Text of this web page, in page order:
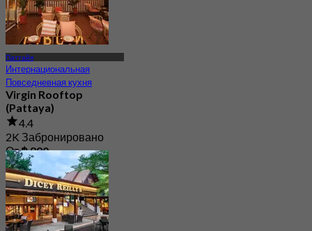
Паттайя
Интернациональная
Повседневная кухня
Virgin Rooftop
(Pattaya)
4.4
2K Забронировано
От฿ 890